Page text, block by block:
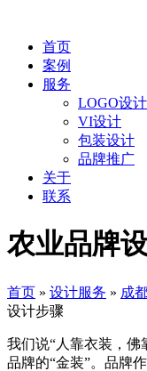
首页
案例
服务
LOGO设计
VI设计
包装设计
品牌推广
关于
联系
农业品牌
首页 » 设计服务 » 成
设计步骤
我们说“人靠衣装，佛
品牌的“金装”。品牌